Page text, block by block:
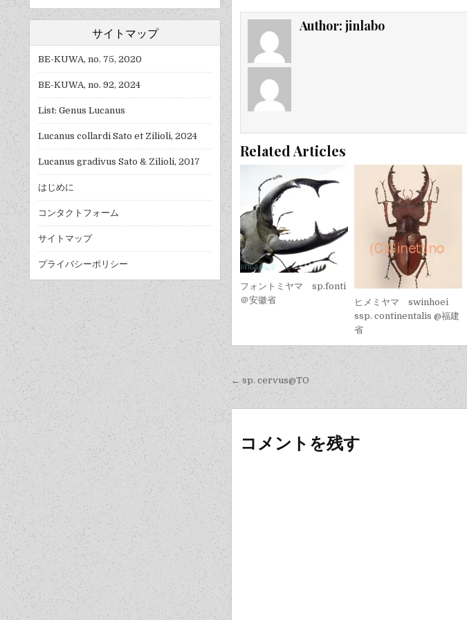
Author:jinlabo
Related Articles
フォントミヤマ sp.fonti
＠安徽省
ヒメミヤマ swinhoei
ssp. continentalis @福建
省
投
稿
ビ
ー
ョ
ン
← sp. cervus@TO
コメントを残す
サイトマップ
BE-KUWA, no. 75, 2020
BE-KUWA, no. 92, 2024
List: Genus Lucanus
Lucanus collardi Sato et Zilioli, 2024
Lucanus gradivus Sato & Zilioli, 2017
はじめに
コンタクトフォーム
サイトマップ
プライバシーポリシー